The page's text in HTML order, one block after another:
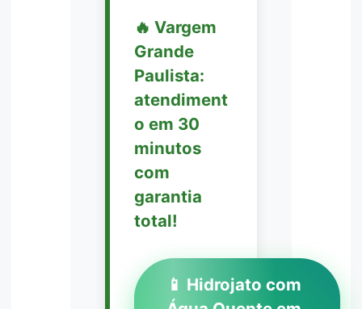
🔥 Vargem
Grande
Paulista:
atendiment
o em 30
minutos
com
garantia
total!
📱 Hidrojato com